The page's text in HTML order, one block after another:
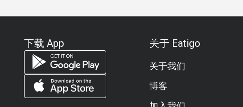
下载 App 关于 Eatigo
关于我们
博客